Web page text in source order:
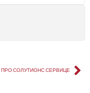
ПРО СОЛУТИОНС СЕРВИЦЕ